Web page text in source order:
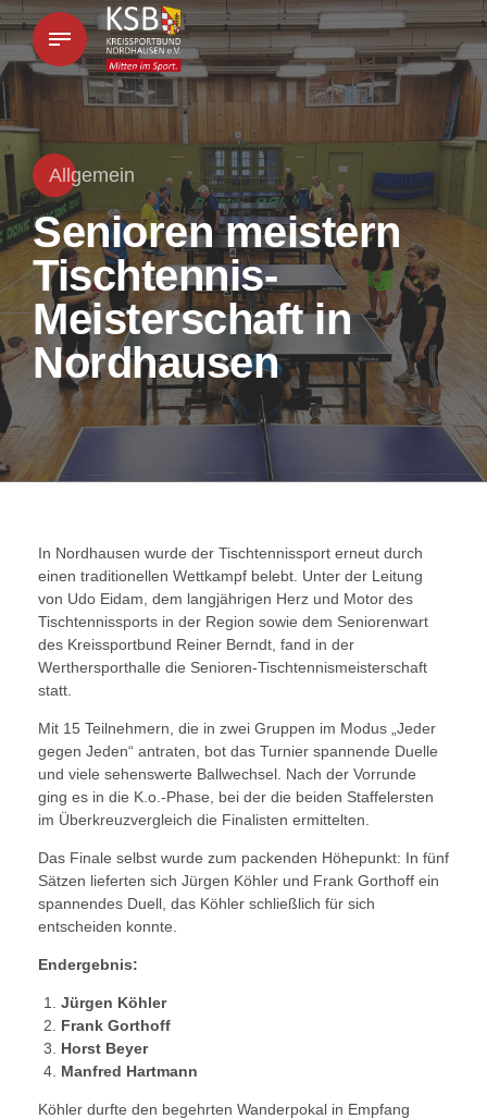
Allgemein
Senioren meistern
Tischtennis-
Meisterschaft in
Nordhausen
In Nordhausen wurde der Tischtennissport erneut durch
einen traditionellen Wettkampf belebt. Unter der Leitung
von Udo Eidam, dem langjährigen Herz und Motor des
Tischtennissports in der Region sowie dem Seniorenwart
des Kreissportbund Reiner Berndt, fand in der
Werthersporthalle die Senioren-Tischtennismeisterschaft
statt.
Mit 15 Teilnehmern, die in zwei Gruppen im Modus „Jeder
gegen Jeden“ antraten, bot das Turnier spannende Duelle
und viele sehenswerte Ballwechsel. Nach der Vorrunde
ging es in die K.o.-Phase, bei der die beiden Staffelersten
im Überkreuzvergleich die Finalisten ermittelten.
Das Finale selbst wurde zum packenden Höhepunkt: In fünf
Sätzen lieferten sich Jürgen Köhler und Frank Gorthoff ein
spannendes Duell, das Köhler schließlich für sich
entscheiden konnte.
Endergebnis:
Jürgen Köhler
Frank Gorthoff
Horst Beyer
Manfred Hartmann
Köhler durfte den begehrten Wanderpokal in Empfang